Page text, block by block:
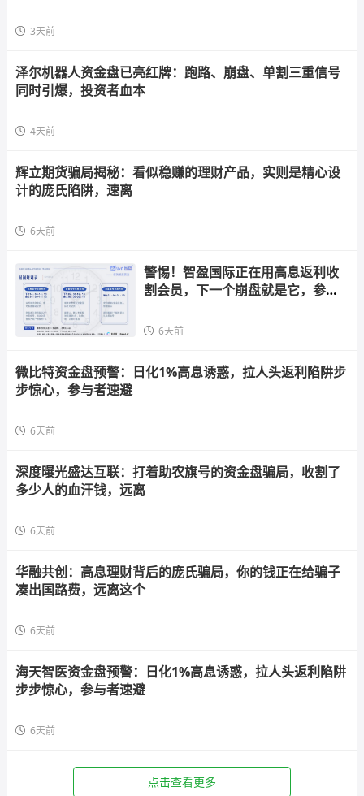
3天前
泽尔机器人资金盘已亮红牌：跑路、崩盘、单割三重信号
同时引爆，投资者血本
4天前
辉立期货骗局揭秘：看似稳赚的理财产品，实则是精心设
计的庞氏陷阱，速离
6天前
警惕！智盈国际正在用高息返利收
割会员，下一个崩盘就是它，参与
6天前
微比特资金盘预警：日化1%高息诱惑，拉人头返利陷阱步
步惊心，参与者速避
6天前
深度曝光盛达互联：打着助农旗号的资金盘骗局，收割了
多少人的血汗钱，远离
6天前
华融共创：高息理财背后的庞氏骗局，你的钱正在给骗子
凑出国路费，远离这个
6天前
海天智医资金盘预警：日化1%高息诱惑，拉人头返利陷阱
步步惊心，参与者速避
6天前
点击查看更多